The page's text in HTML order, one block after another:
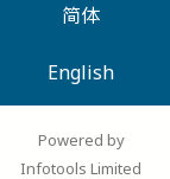
简体
English
Powered by
Infotools Limited